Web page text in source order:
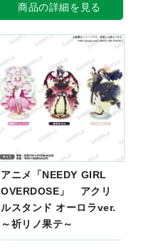
商品の詳細を見る
アニメ「NEEDY GIRL
OVERDOSE」 アクリ
ルスタンド オーロラver.
～祈リノ果テ～